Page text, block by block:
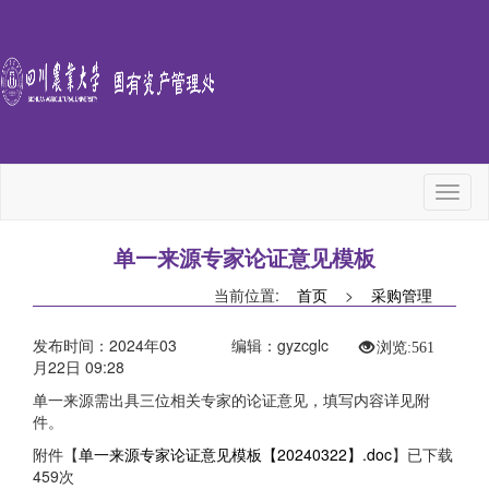
单一来源专家论证意见模板
当前位置: 首页 > 采购管理
发布时间：2024年03
月22日 09:28
编辑：gyzcglc 浏览:561
单一来源需出具三位相关专家的论证意见，填写内容详见附
件。
附件【单一来源专家论证意见模板【20240322】.doc】已下载
459次